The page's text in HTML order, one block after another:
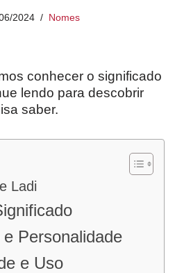
2024 Nomes
conhecer o significado
lendo para descobrir
saber.
Ladi
Personalidade
e Uso